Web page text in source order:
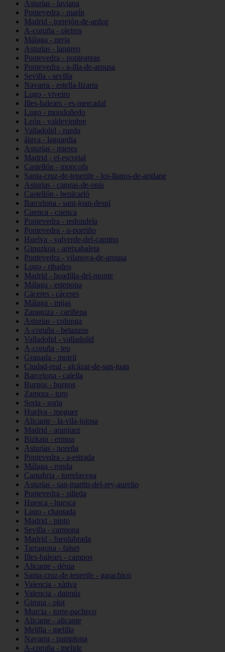
Asturias - laviana
Pontevedra - marín
Madrid - torrejón-de-ardoz
A-coruña - oleiros
Málaga - nerja
Asturias - langreo
Pontevedra - ponteareas
Pontevedra - a-illa-de-arousa
Sevilla - sevilla
Navarra - estella-lizarra
Lugo - viveiro
Illes-balears - es-mercadal
Lugo - mondoñedo
León - valdevimbre
Valladolid - rueda
álava - laguardia
Asturias - mieres
Madrid - el-escorial
Castellón - moncofa
Santa-cruz-de-tenerife - los-llanos-de-aridane
Asturias - cangas-de-onís
Castellón - benicarló
Barcelona - sant-joan-despí
Cuenca - cuenca
Pontevedra - redondela
Pontevedra - o-porriño
Huelva - valverde-del-camino
Gipuzkoa - aretxabaleta
Pontevedra - vilanova-de-arousa
Lugo - ribadeo
Madrid - boadilla-del-monte
Málaga - estepona
Cáceres - cáceres
Málaga - mijas
Zaragoza - cariñena
Asturias - colunga
A-coruña - betanzos
Valladolid - valladolid
A-coruña - teo
Granada - motril
Ciudad-real - alcázar-de-san-juan
Barcelona - calella
Burgos - burgos
Zamora - toro
Soria - soria
Huelva - moguer
Alicante - la-vila-joiosa
Madrid - aranjuez
Bizkaia - ermua
Asturias - noreña
Pontevedra - a-estrada
Málaga - ronda
Cantabria - torrelavega
Asturias - san-martín-del-rey-aurelio
Pontevedra - silleda
Huesca - huesca
Lugo - chantada
Madrid - pinto
Sevilla - carmona
Madrid - fuenlabrada
Tarragona - falset
Illes-balears - campos
Alicante - dénia
Santa-cruz-de-tenerife - garachico
Valencia - xàtiva
Valencia - daimús
Girona - olot
Murcia - torre-pacheco
Alicante - alicante
Melilla - melilla
Navarra - pamplona
A-coruña - melide